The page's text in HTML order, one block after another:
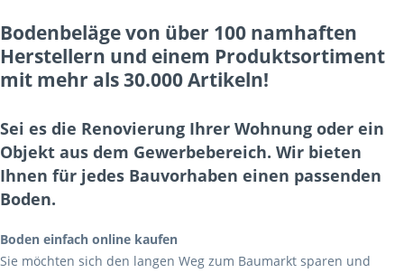
Bodenbeläge von über 100 namhaften
Herstellern und einem Produktsortiment
mit mehr als 30.000 Artikeln!
Sei es die Renovierung Ihrer Wohnung oder ein
Objekt aus dem Gewerbebereich. Wir bieten
Ihnen für jedes Bauvorhaben einen passenden
Boden.
Boden einfach online kaufen
Sie möchten sich den langen Weg zum Baumarkt sparen und